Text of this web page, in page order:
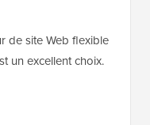
de site Web flexible
un excellent choix.